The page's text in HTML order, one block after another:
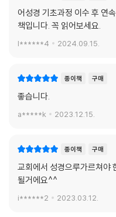
어성경 기초과정 이수 후 연
책입니다. 꼭 읽어보세요.
l******4 2024.09.15.
종이책 구매
좋습니다.
a*****k 2023.12.15.
종이책 구매
교회에서 성경으루가르쳐야
될거에요^^
i******2 2023.03.12.